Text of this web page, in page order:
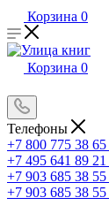
Корзина 0
Корзина 0
Телефоны
+7 800 775 38 65
+7 495 641 89 21
+7 903 685 38 55
+7 903 685 38 55